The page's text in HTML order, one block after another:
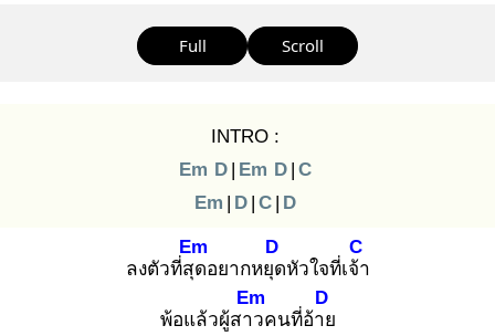
Full Scroll
INTRO :
Em D | Em D | C
Em | D | C | D
ลงตัวที่สุด
Em
อยากหยุด
D
หัวใจที่เจ้า
C
พ้อแล้วผู้สาว
Em
คนที่อ้าย
D